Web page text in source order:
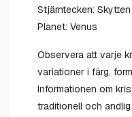
Stjärntecken: Skytten
Planet: Venus
Observera att varje
variationer i färg,
Informationen om
traditionell och